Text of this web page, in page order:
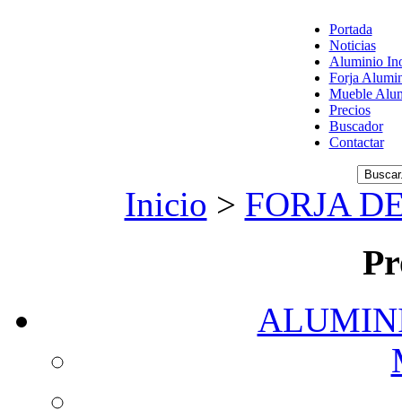
Portada
Noticias
Aluminio
Forja
Mueble
Precios
Buscador
Contactar
Inicio > FORJA